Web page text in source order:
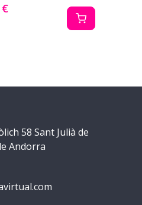
58 Sant Julià de
Andorra